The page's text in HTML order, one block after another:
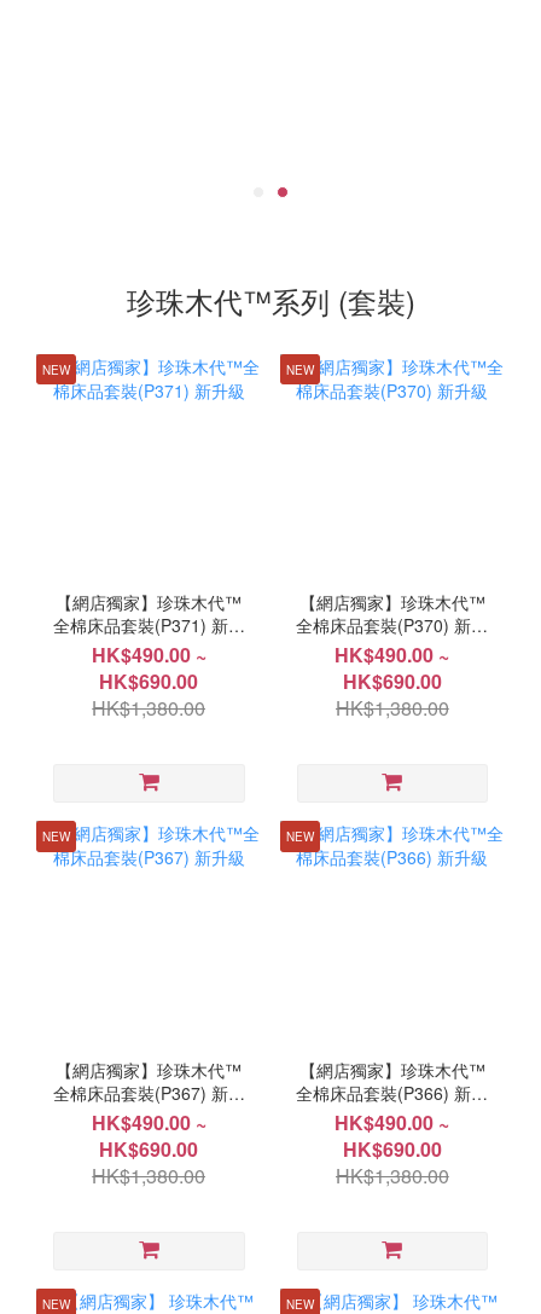
珍珠木代™系列 (套裝)
NEW
【網店獨家】珍珠木代™
全棉床品套裝(P371) 新升
級
HK$490.00 ~
HK$690.00
HK$1,380.00
NEW
【網店獨家】珍珠木代™
全棉床品套裝(P370) 新升
級
HK$490.00 ~
HK$690.00
HK$1,380.00
NEW
【網店獨家】珍珠木代™
全棉床品套裝(P367) 新升
級
HK$490.00 ~
HK$690.00
HK$1,380.00
NEW
【網店獨家】珍珠木代™
全棉床品套裝(P366) 新升
級
HK$490.00 ~
HK$690.00
HK$1,380.00
NEW NEW